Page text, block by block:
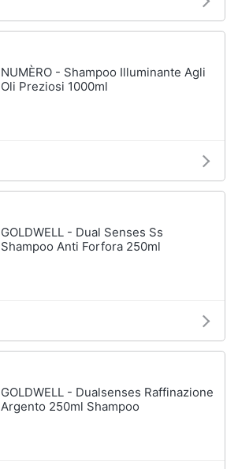
NUMÈRO - Shampoo Illuminante Agli
Oli Preziosi 1000ml
GOLDWELL - Dual Senses Ss
Shampoo Anti Forfora 250ml
GOLDWELL - Dualsenses Raffinazione
Argento 250ml Shampoo